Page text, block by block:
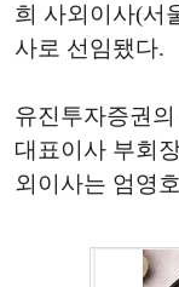
희 사외이사(서
사로 선임됐다.
유진투자증권
대표이사 부회
외이사는 엄영